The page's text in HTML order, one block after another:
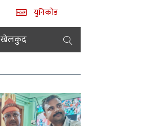
युनिकोड
खेलकुद